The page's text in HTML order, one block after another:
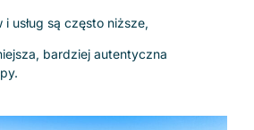
usług są często niższe,
bardziej autentyczna